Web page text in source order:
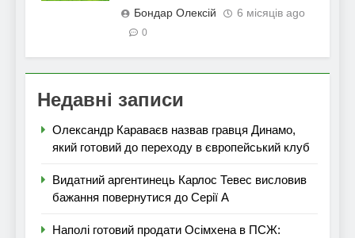
Бондар Олексій 6 місяців ago
0
Недавні записи
Олександр Караваєв назвав гравця Динамо,
який готовий до переходу в європейський клуб
Видатний аргентинець Карлос Тевес висловив
бажання повернутися до Серії А
Наполі готовий продати Осімхена в ПСЖ: